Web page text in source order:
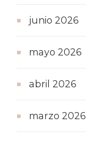
junio 2026
mayo 2026
abril 2026
marzo 2026